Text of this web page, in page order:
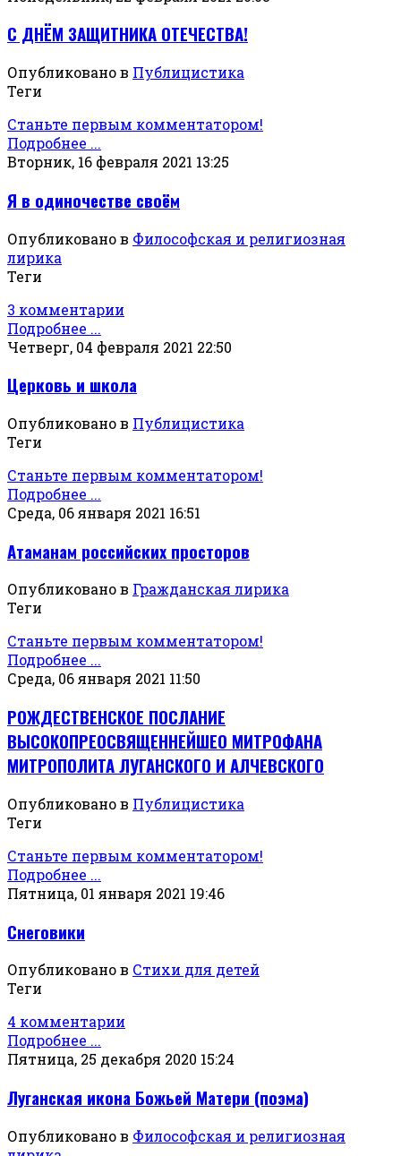
С ДНЁМ ЗАЩИТНИКА ОТЕЧЕСТВА!
Опубликовано в Публицистика
Теги
Станьте первым комментатором!
Подробнее ...
Вторник, 16 февраля 2021 13:25
Я в одиночестве своём
Опубликовано в Философская и религиозная
лирика
Теги
3 комментарии
Подробнее ...
Четверг, 04 февраля 2021 22:50
Церковь и школа
Опубликовано в Публицистика
Теги
Станьте первым комментатором!
Подробнее ...
Среда, 06 января 2021 16:51
Атаманам российских просторов
Опубликовано в Гражданская лирика
Теги
Станьте первым комментатором!
Подробнее ...
Среда, 06 января 2021 11:50
РОЖДЕСТВЕНСКОЕ ПОСЛАНИЕ
ВЫСОКОПРЕОСВЯЩЕННЕЙШЕО МИТРОФАНА
МИТРОПОЛИТА ЛУГАНСКОГО И АЛЧЕВСКОГО
Опубликовано в Публицистика
Теги
Станьте первым комментатором!
Подробнее ...
Пятница, 01 января 2021 19:46
Снеговики
Опубликовано в Стихи для детей
Теги
4 комментарии
Подробнее ...
Пятница, 25 декабря 2020 15:24
Луганская икона Божьей Матери (поэма)
Опубликовано в Философская и религиозная